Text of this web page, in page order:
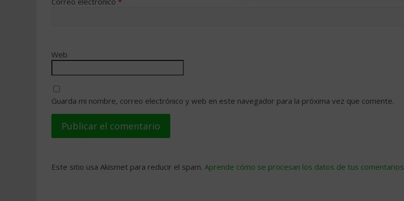
Web
Guarda mi nombre, correo electrónico y web en este navegador para la próxima vez que comente.
Este sitio usa Akismet para reducir el spam. Aprende cómo se procesan los datos de tus comentarios